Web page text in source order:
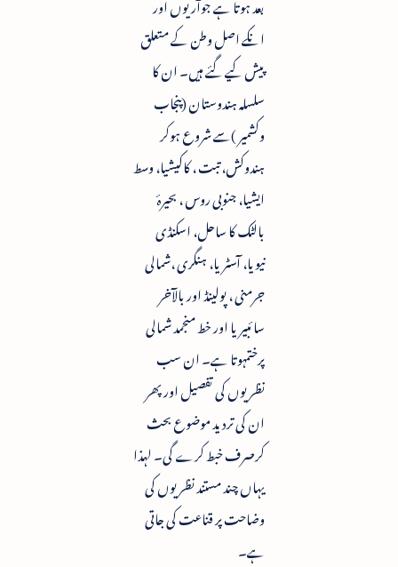
انکے اصل وطن کے متعلق
پیش کیے گئے ہیں۔ ان کا
سلسلہ ہندوستان (پنجاب
وکشمیر )سے شروع ہوکر
ہندوکش، تبت ، کاکیشیا، وسط
ایشیا، جنوبی روس ، بحیرۂ
بالٹک کا ساحل، اسکنڈی
نیویا، آسٹریا، ہنگری ،شمالی
جرمنی ، پولینڈ اور بالآخر
سائبیریا اور خط منجمد شمالی
پرختمہوتا ہے۔ ان سب
نظریوں کی تفصیل اور پھر
ان کی تردید موضوع بحث
کرصرف خبط کرے گی۔ لہذا
یہاں چند مستند نظریوں کی
وضاحت پر قناعت کی جاتی
ہے۔